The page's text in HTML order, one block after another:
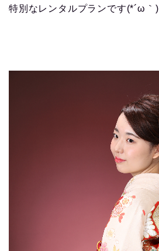
特別なレンタルプランです(*´ω｀)